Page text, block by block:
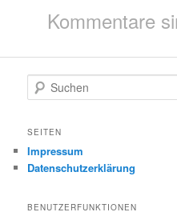
Kommentare
u
h
n
SEITEN
Impressum
Datenschutzerklärung
BENUTZERFUNKTIONEN